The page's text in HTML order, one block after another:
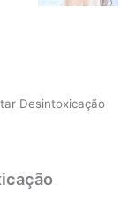
Desintoxicação